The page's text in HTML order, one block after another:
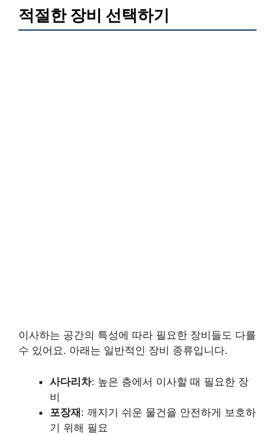
적절한 장비 선택하기
이사하는 공간의 특성에 따라 필요한 장비들도 다를
수 있어요. 아래는 일반적인 장비 종류입니다.
사다리차: 높은 층에서 이사할 때 필요한 장
비
포장재: 깨지기 쉬운 물건을 안전하게 보호하
기 위해 필요